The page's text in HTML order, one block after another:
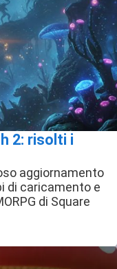
2: risolti i
aggiornamento
di caricamento e
di Square